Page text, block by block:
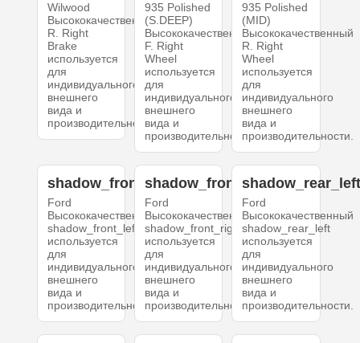
Wilwood
Высококачественный
R. Right
Brake
используется
для
индивидуального
внешнего
вида и
производительности.
935 Polished
(S.DEEP)
Высококачественный
F. Right
Wheel
используется
для
индивидуального
внешнего
вида и
производительности.
935 Polished
(MID)
Высококачественный
R. Right
Wheel
используется
для
индивидуального
внешнего
вида и
производительности.
shadow_front_left
Ford
Высококачественный
shadow_front_left
используется
для
индивидуального
внешнего
вида и
производительности.
shadow_front_right
Ford
Высококачественный
shadow_front_right
используется
для
индивидуального
внешнего
вида и
производительности.
Ford
Высококачественный
shadow_rear_left
используется
для
индивидуального
внешнего
вида и
производительности.